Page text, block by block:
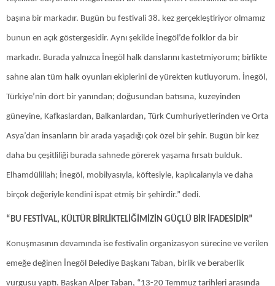
başına bir markadır. Bugün bu festivali 38. kez gerçekleştiriyor olmamız
bunun en açık göstergesidir. Aynı şekilde İnegöl’de folklor da bir
markadır. Burada yalnızca İnegöl halk danslarını kastetmiyorum; birlikte
sahne alan tüm halk oyunları ekiplerini de yürekten kutluyorum. İnegöl,
Türkiye’nin dört bir yanından; doğusundan batısına, kuzeyinden
güneyine, Kafkaslardan, Balkanlardan, Türk Cumhuriyetlerinden ve Orta
Asya’dan insanların bir arada yaşadığı çok özel bir şehir. Bugün bir kez
daha bu çeşitliliği burada sahnede görerek yaşama fırsatı bulduk.
Elhamdülillah; İnegöl, mobilyasıyla, köftesiyle, kaplıcalarıyla ve daha
birçok değeriyle kendini ispat etmiş bir şehirdir.” dedi.
“BU FESTİVAL, KÜLTÜR BİRLİKTELİĞİMİZİN GÜÇLÜ BİR İFADESİDİR”
Konuşmasının devamında ise festivalin organizasyon sürecine ve verilen
emeğe değinen İnegöl Belediye Başkanı Taban, birlik ve beraberlik
vurgusu yaptı. Başkan Alper Taban, “13-20 Temmuz tarihleri arasında